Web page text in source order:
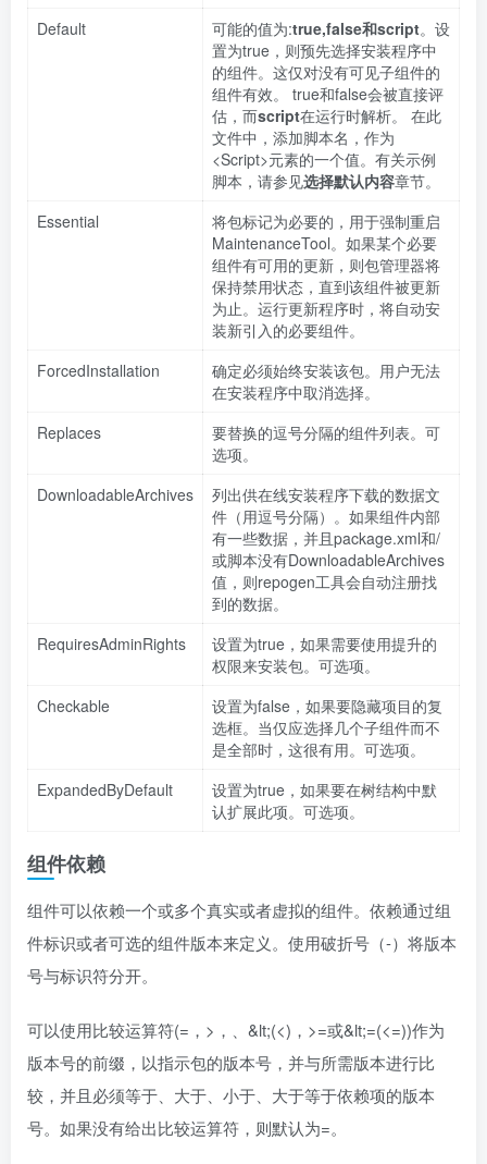
Default
可能的值为:true,false和script。设
置为true，则预先选择安装程序中
的组件。这仅对没有可见子组件的
组件有效。 true和false会被直接评
估，而script在运行时解析。 在此
文件中，添加脚本名，作为
<Script>元素的一个值。有关示例
脚本，请参见选择默认内容章节。
Essential
将包标记为必要的，用于强制重启
MaintenanceTool。如果某个必要
组件有可用的更新，则包管理器将
保持禁用状态，直到该组件被更新
为止。运行更新程序时，将自动安
装新引入的必要组件。
ForcedInstallation
确定必须始终安装该包。用户无法
在安装程序中取消选择。
Replaces
要替换的逗号分隔的组件列表。可
选项。
DownloadableArchives
列出供在线安装程序下载的数据文
件（用逗号分隔）。如果组件内部
有一些数据，并且package.xml和/
或脚本没有DownloadableArchives
值，则repogen工具会自动注册找
到的数据。
RequiresAdminRights
设置为true，如果需要使用提升的
权限来安装包。可选项。
Checkable
设置为false，如果要隐藏项目的复
选框。当仅应选择几个子组件而不
是全部时，这很有用。可选项。
ExpandedByDefault
设置为true，如果要在树结构中默
认扩展此项。可选项。
组件依赖
组件可以依赖一个或多个真实或者虚拟的组件。依赖通过组
件标识或者可选的组件版本来定义。使用破折号（-）将版本
号与标识符分开。
可以使用比较运算符(=，>，、&lt;(<)，>=或&lt;=(<=))作为
版本号的前缀，以指示包的版本号，并与所需版本进行比
较，并且必须等于、大于、小于、大于等于依赖项的版本
号。如果没有给出比较运算符，则默认为=。